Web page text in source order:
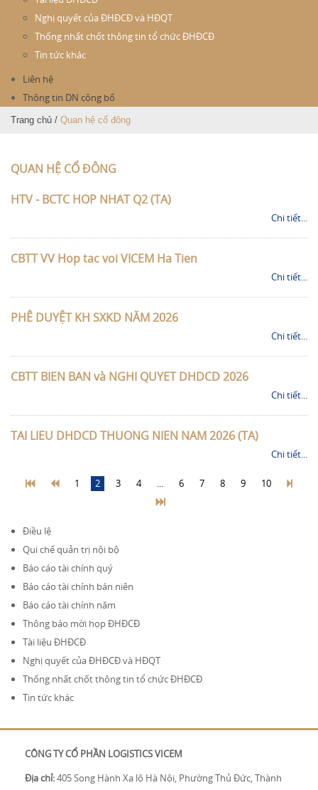
Nghị quyết của ĐHĐCĐ và HĐQT
Thống nhất chốt thông tin tổ chức ĐHĐCĐ
Tin tức khác
Liên hệ
Thông tin DN công bố
Trang chủ / Quan hệ cổ đông
QUAN HỆ CỔ ĐÔNG
HTV - BCTC HOP NHAT Q2 (TA)
Chi tiết...
CBTT VV Hop tac voi VICEM Ha Tien
Chi tiết...
PHÊ DUYỆT KH SXKD NĂM 2026
Chi tiết...
CBTT BIEN BAN và NGHI QUYET DHDCD 2026
Chi tiết...
TAI LIEU DHDCD THUONG NIEN NAM 2026 (TA)
Chi tiết...
1 2 3 4 ... 6 7 8 9 10
Điều lệ
Qui chế quản trị nội bộ
Báo cáo tài chính quý
Báo cáo tài chính bán niên
Báo cáo tài chính năm
Thông báo mời họp ĐHĐCĐ
Tài liệu ĐHĐCĐ
Nghị quyết của ĐHĐCĐ và HĐQT
Thống nhất chốt thông tin tổ chức ĐHĐCĐ
Tin tức khác
CÔNG TY CỔ PHẦN LOGISTICS VICEM
Địa chỉ:405 Song Hành Xa lộ Hà Nội, Phường Thủ Đức, Thành